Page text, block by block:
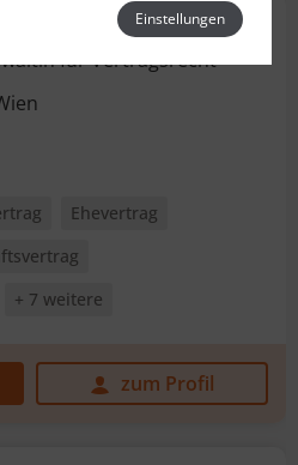
Riehs-Hilbert
für Vertragsrecht
Ehevertrag
+ 7 weitere
zum Profil
Einstellungen